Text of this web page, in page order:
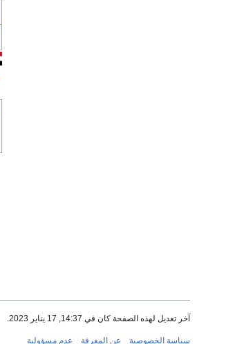
آخر تعديل لهذه الصفحة كان في 14:37, 17 يناير 2023.
سياسة الخصوصية عن المعرفة عدم مسؤولية